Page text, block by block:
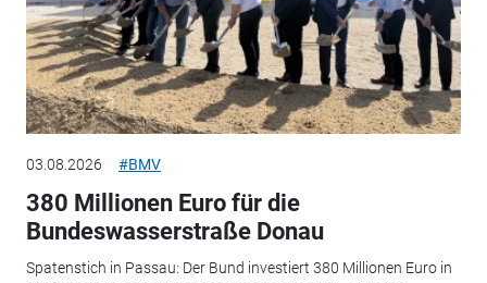
03.08.2026 #BMV
380 Millionen Euro für die
Bundeswasserstraße Donau
Spatenstich in Passau: Der Bund investiert 380 Millionen Euro in